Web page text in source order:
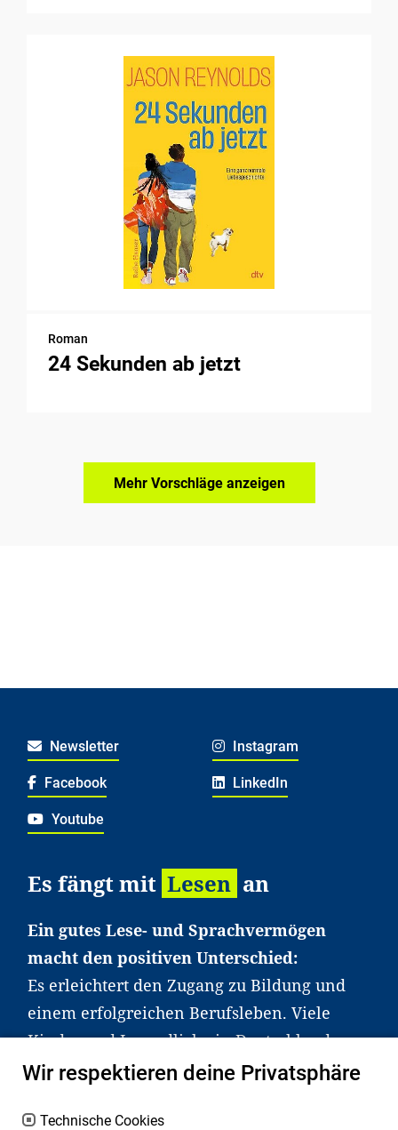
Roman
24 Sekunden ab jetzt
Mehr Vorschläge anzeigen
Newsletter Instagram
Facebook LinkedIn
Youtube
Es fängt mit Lesen an
Ein gutes Lese- und Sprachvermögen
macht den positiven Unterschied:
Es erleichtert den Zugang zu Bildung und
einem erfolgreichen Berufsleben. Viele
Kinder und Jugendliche in Deutschland
haben aber große Schwierigkeiten dabei.
an Familien sowie an Erzieher*innen,
Wir respektieren deine Privatsphäre
Technische Cookies